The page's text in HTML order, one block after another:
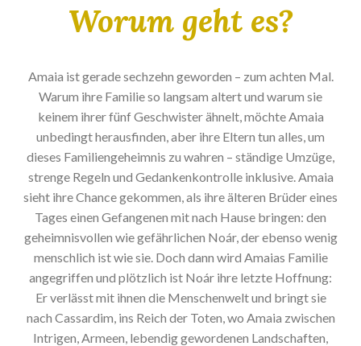
Worum geht es?
Amaia ist gerade sechzehn geworden – zum achten Mal.
Warum ihre Familie so langsam altert und warum sie
keinem ihrer fünf Geschwister ähnelt, möchte Amaia
unbedingt herausfinden, aber ihre Eltern tun alles, um
dieses Familiengeheimnis zu wahren – ständige Umzüge,
strenge Regeln und Gedankenkontrolle inklusive. Amaia
sieht ihre Chance gekommen, als ihre älteren Brüder eines
Tages einen Gefangenen mit nach Hause bringen: den
geheimnisvollen wie gefährlichen Noár, der ebenso wenig
menschlich ist wie sie. Doch dann wird Amaias Familie
angegriffen und plötzlich ist Noár ihre letzte Hoffnung:
Er verlässt mit ihnen die Menschenwelt und bringt sie
nach Cassardim, ins Reich der Toten, wo Amaia zwischen
Intrigen, Armeen, lebendig gewordenen Landschaften,